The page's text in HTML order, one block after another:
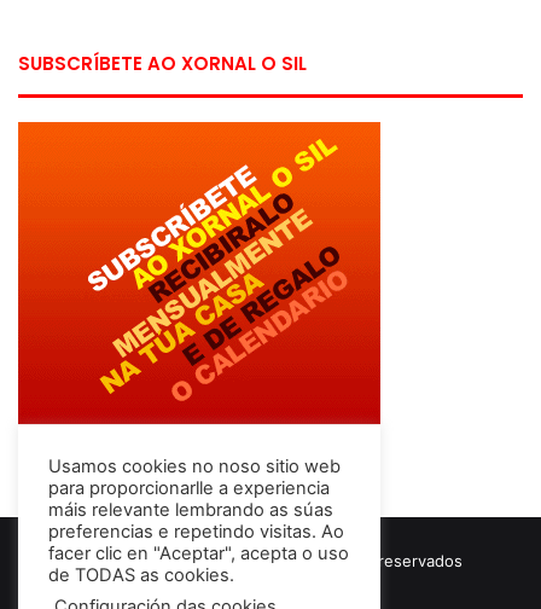
SUBSCRÍBETE AO XORNAL O SIL
© Copyright 2026, Todos los derechos reservados
Términos & Condiciones
Usamos cookies no noso sitio web
para proporcionarlle a experiencia
máis relevante lembrando as súas
preferencias e repetindo visitas. Ao
facer clic en "Aceptar", acepta o uso
de TODAS as cookies.